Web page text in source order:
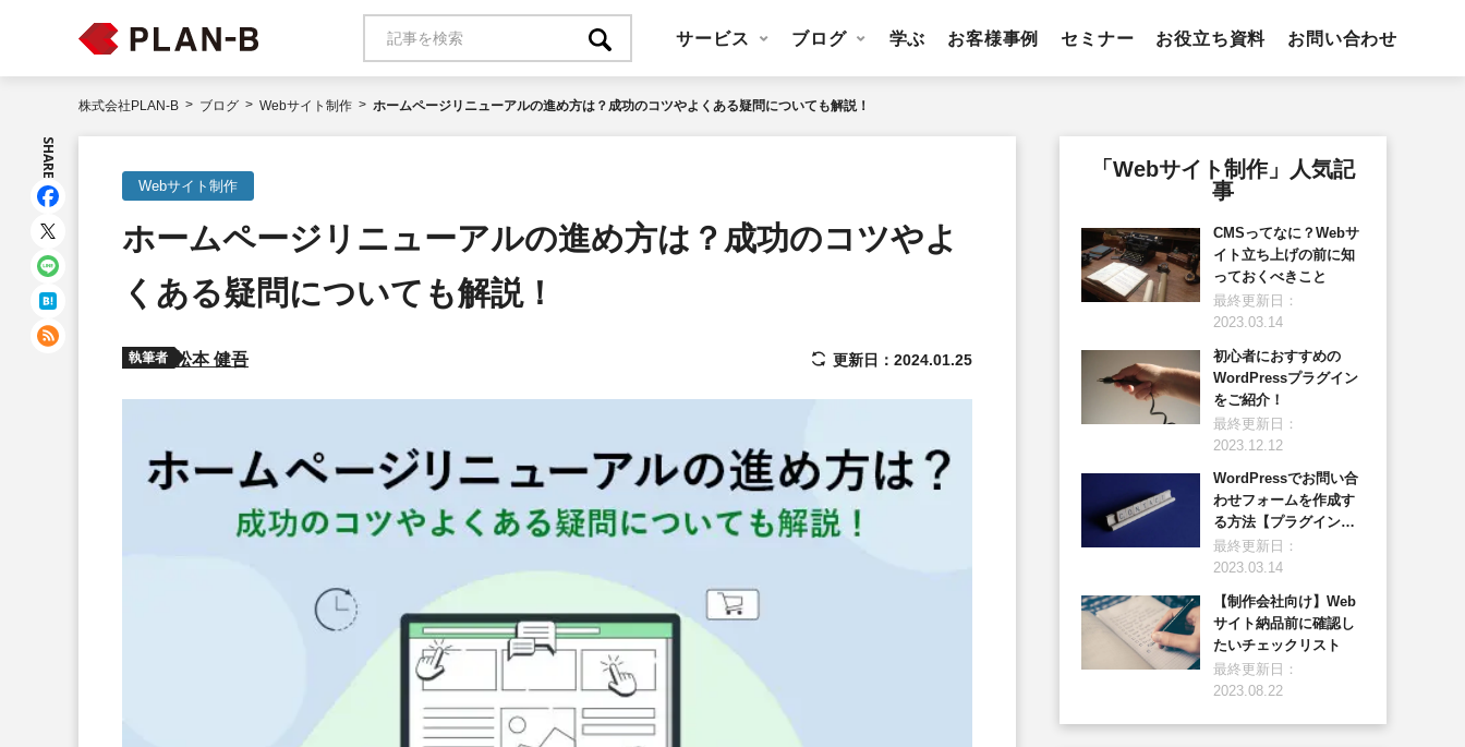
サービス ブログ 学ぶ お客様事例 セミナー お役立ち資料 お問い合わせ
株式会社PLAN-B ブログ Webサイト制作 ホームページリニューアルの進め方は？成功のコツやよくある疑問についても解説！
Webサイト制作
ホームページリニューアルの進め方は？成功のコツやよ
くある疑問についても解説！
執筆者 松本 健吾 更新日：2024.01.25
SHARE
「Webサイト制作」人気記
事
CMSってなに？Webサ
イト立ち上げの前に知
っておくべきこと
最終更新日：
2023.03.14
初心者におすすめの
WordPressプラグイン
をご紹介！
最終更新日：
2023.12.12
WordPressでお問い合
わせフォームを作成す
る方法【プラグイン、
Googleフォーム編】
最終更新日：
2023.03.14
【制作会社向け】Web
サイト納品前に確認し
たいチェックリスト
最終更新日：
2023.08.22